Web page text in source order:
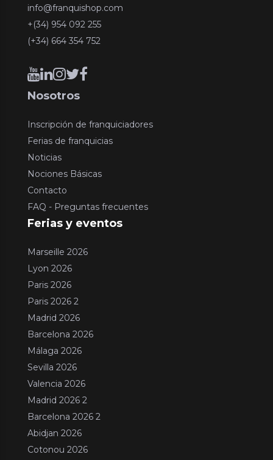
info@franquishop.com
+(34) 954 092 255
(+34) 664 354 752
Nosotros
Inscripción de franquiciadores
Ferias de franquicias
Noticias
Nociones Básicas
Contacto
FAQ - Preguntas frecuentes
Ferias y eventos
Marseille 2026
Lyon 2026
Paris 2026
Paris 2026 2
Madrid 2026
Barcelona 2026
Málaga 2026
Sevilla 2026
Valencia 2026
Madrid 2026 2
Barcelona 2026 2
Abidjan 2026
Cotonou 2026